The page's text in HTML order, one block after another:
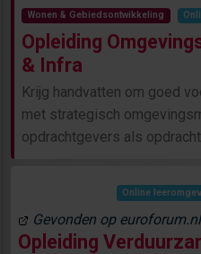
Wonen & Gebiedsontwikkeling
Opleiding
& Infra
Krijg handvatten om goed
met strategisch
opdrachtgevers als
Online
Gevonden op euroforum.nl
Opleiding